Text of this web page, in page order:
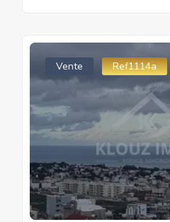
Vente Ref1114a